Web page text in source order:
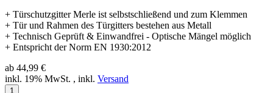
+ Türschutzgitter Merle ist selbstschließend und zum Klemmen
+ Tür und Rahmen des Türgitters bestehen aus Metall
+ Technisch Geprüft & Einwandfrei - Optische Mängel möglich
+ Entspricht der Norm EN 1930:2012
ab 44,99 €
inkl. 19% MwSt. , inkl. Versand